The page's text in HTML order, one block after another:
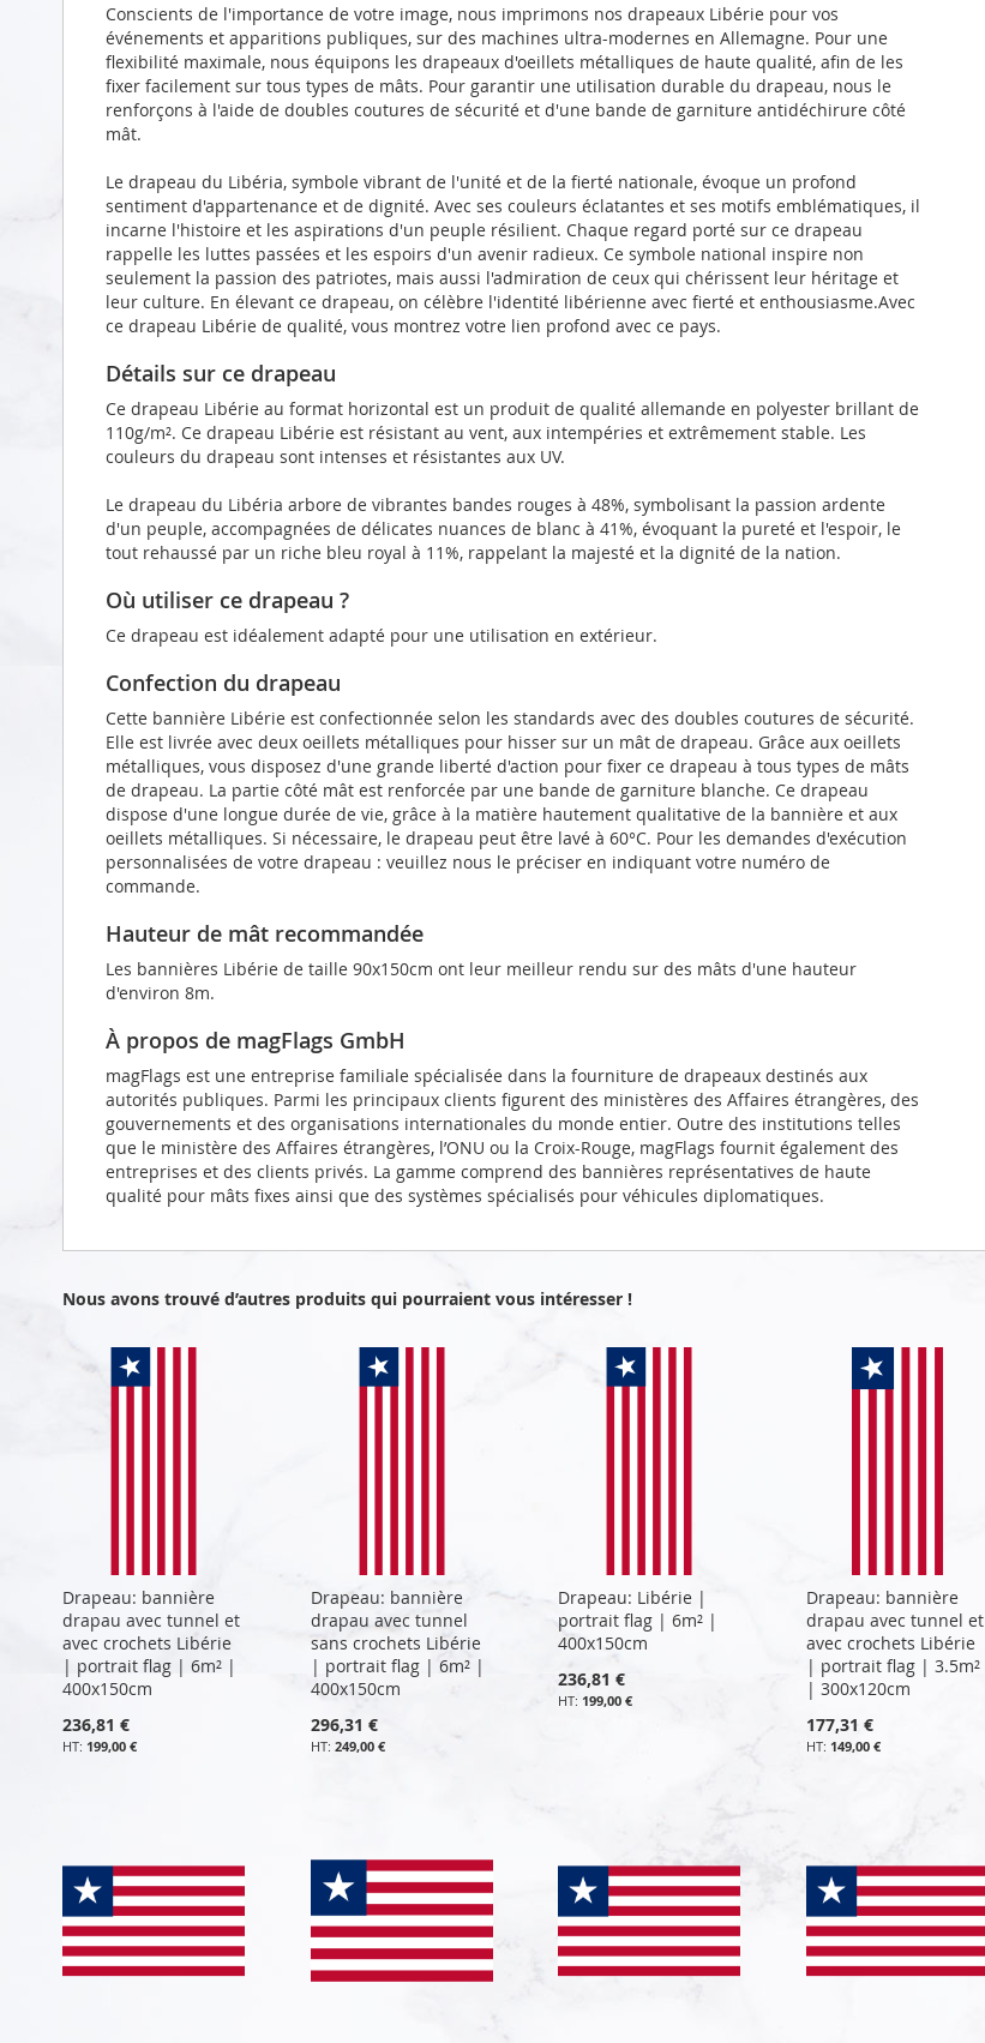
Conscients de l'importance de votre image, nous imprimons nos drapeaux Libérie pour vos
événements et apparitions publiques, sur des machines ultra-modernes en Allemagne. Pour une
flexibilité maximale, nous équipons les drapeaux d'oeillets métalliques de haute qualité, afin de les
fixer facilement sur tous types de mâts. Pour garantir une utilisation durable du drapeau, nous le
renforçons à l'aide de doubles coutures de sécurité et d'une bande de garniture antidéchirure côté
mât.
Le drapeau du Libéria, symbole vibrant de l'unité et de la fierté nationale, évoque un profond
sentiment d'appartenance et de dignité. Avec ses couleurs éclatantes et ses motifs emblématiques, il
incarne l'histoire et les aspirations d'un peuple résilient. Chaque regard porté sur ce drapeau
rappelle les luttes passées et les espoirs d'un avenir radieux. Ce symbole national inspire non
seulement la passion des patriotes, mais aussi l'admiration de ceux qui chérissent leur héritage et
leur culture. En élevant ce drapeau, on célèbre l'identité libérienne avec fierté et enthousiasme.Avec
ce drapeau Libérie de qualité, vous montrez votre lien profond avec ce pays.
Détails sur ce drapeau
Ce drapeau Libérie au format horizontal est un produit de qualité allemande en polyester brillant de
110g/m². Ce drapeau Libérie est résistant au vent, aux intempéries et extrêmement stable. Les
couleurs du drapeau sont intenses et résistantes aux UV.
Le drapeau du Libéria arbore de vibrantes bandes rouges à 48%, symbolisant la passion ardente
d'un peuple, accompagnées de délicates nuances de blanc à 41%, évoquant la pureté et l'espoir, le
tout rehaussé par un riche bleu royal à 11%, rappelant la majesté et la dignité de la nation.
Où utiliser ce drapeau ?
Ce drapeau est idéalement adapté pour une utilisation en extérieur.
Confection du drapeau
Cette bannière Libérie est confectionnée selon les standards avec des doubles coutures de sécurité.
Elle est livrée avec deux oeillets métalliques pour hisser sur un mât de drapeau. Grâce aux oeillets
métalliques, vous disposez d'une grande liberté d'action pour fixer ce drapeau à tous types de mâts
de drapeau. La partie côté mât est renforcée par une bande de garniture blanche. Ce drapeau
dispose d'une longue durée de vie, grâce à la matière hautement qualitative de la bannière et aux
oeillets métalliques. Si nécessaire, le drapeau peut être lavé à 60°C. Pour les demandes d'exécution
personnalisées de votre drapeau : veuillez nous le préciser en indiquant votre numéro de
commande.
Hauteur de mât recommandée
Les bannières Libérie de taille 90x150cm ont leur meilleur rendu sur des mâts d'une hauteur
d'environ 8m.
À propos de magFlags GmbH
magFlags est une entreprise familiale spécialisée dans la fourniture de drapeaux destinés aux
autorités publiques. Parmi les principaux clients figurent des ministères des Affaires étrangères, des
gouvernements et des organisations internationales du monde entier. Outre des institutions telles
que le ministère des Affaires étrangères, l’ONU ou la Croix-Rouge, magFlags fournit également des
entreprises et des clients privés. La gamme comprend des bannières représentatives de haute
qualité pour mâts fixes ainsi que des systèmes spécialisés pour véhicules diplomatiques.
Nous avons trouvé d’autres produits qui pourraient vous intéresser !
Drapeau: bannière
drapau avec tunnel et
avec crochets Libérie
| portrait flag | 6m² |
400x150cm
236,81 €
199,00 €
Drapeau: bannière
drapau avec tunnel
sans crochets Libérie
| portrait flag | 6m² |
400x150cm
296,31 €
249,00 €
Drapeau: Libérie |
portrait flag | 6m² |
400x150cm
236,81 €
199,00 €
Drapeau: bannière
drapau avec tunnel et
avec crochets Libérie
| portrait flag | 3.5m²
| 300x120cm
177,31 €
149,00 €